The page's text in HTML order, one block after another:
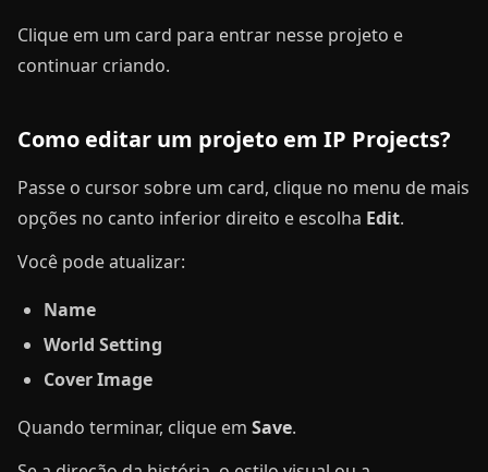
Clique em um card para entrar nesse projeto e
continuar criando.
Como editar um projeto em IP Projects?
Passe o cursor sobre um card, clique no menu de mais
opções no canto inferior direito e escolha Edit.
Você pode atualizar:
Name
World Setting
Cover Image
Quando terminar, clique em Save.